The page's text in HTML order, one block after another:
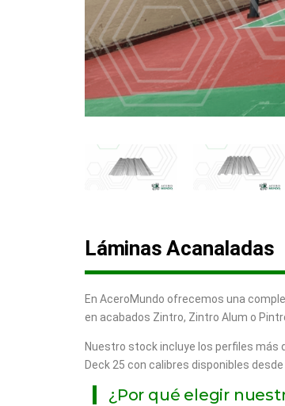
Láminas Acanaladas
En AceroMundo ofrecemos una
en acabados Zintro, Zintro Alum o
Nuestro stock incluye los perfiles más
Deck 25 con calibres disponibles
¿Por qué elegir